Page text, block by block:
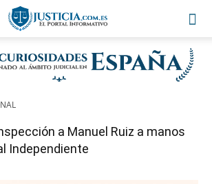
a Manuel Ruiz a manos
Independiente